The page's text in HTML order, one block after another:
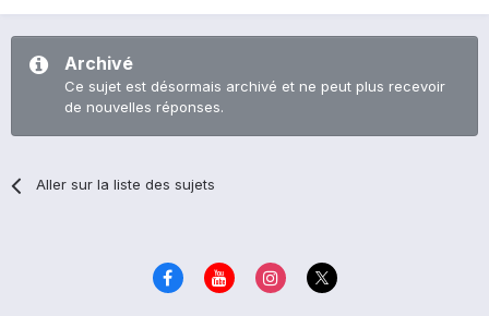
Archivé
Ce sujet est désormais archivé et ne peut plus recevoir
de nouvelles réponses.
Aller sur la liste des sujets